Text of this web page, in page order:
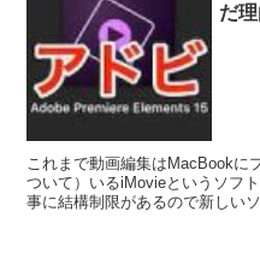
だ
これまで動画編集はMacBookに
ついて）いるiMovieというソフ
事に結構制限があるので新しい